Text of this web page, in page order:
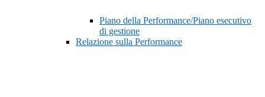
Piano della Performance/Piano esecutivo
di gestione
Relazione sulla Performance